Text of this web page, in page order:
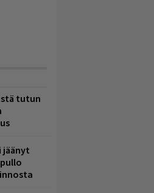
tutun
jäänyt